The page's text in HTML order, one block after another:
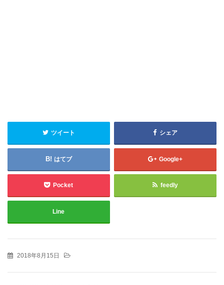
ツイート シェア
はてブ Google+
Pocket feedly
Line
2018年8月15日